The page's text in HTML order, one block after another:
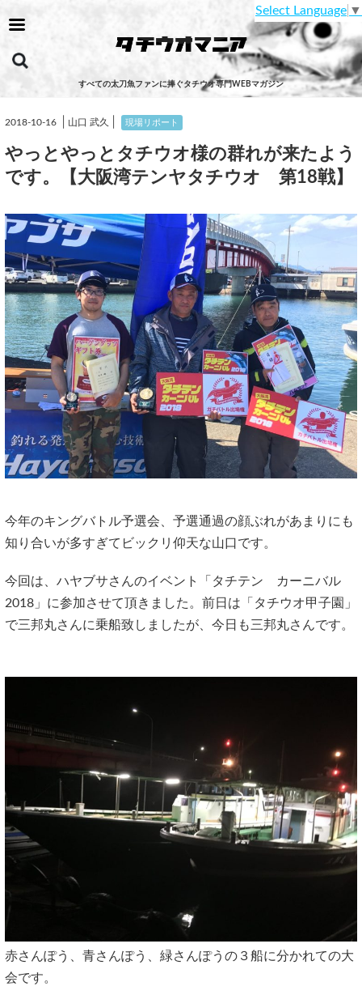
すべての太刀魚ファンに捧ぐタチウオ専門WEBマガジン
Select Language ▼
2018-10-16 山口 武久 現場リポート
やっとやっとタチウオ様の群れが来たよう
です。【大阪湾テンヤタチウオ 第18戦】
今年のキングバトル予選会、予選通過の顔ぶれがあまりにも
知り合いが多すぎてビックリ仰天な山口です。
今回は、ハヤブサさんのイベント「タチテン カーニバル
2018」に参加させて頂きました。前日は「タチウオ甲子園」
で三邦丸さんに乗船致しましたが、今日も三邦丸さんです。
赤さんぽう、青さんぽう、緑さんぽうの３船に分かれての大
会です。